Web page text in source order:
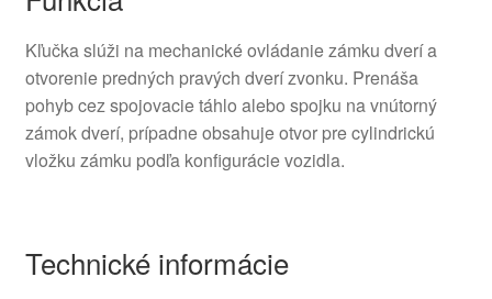
Kľučka slúži na mechanické ovládanie zámku dverí a
otvorenie predných pravých dverí zvonku. Prenáša
pohyb cez spojovacie táhlo alebo spojku na vnútorný
zámok dverí, prípadne obsahuje otvor pre cylindrickú
vložku zámku podľa konfigurácie vozidla.
Technické informácie